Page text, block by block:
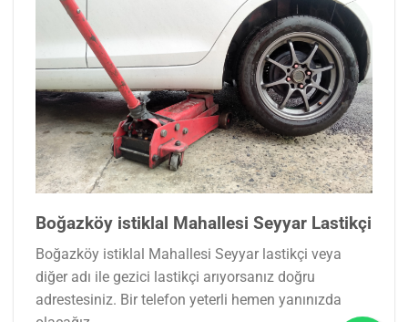
Boğazköy istiklal Mahallesi Seyyar Lastikçi
Boğazköy istiklal Mahallesi Seyyar lastikçi veya
diğer adı ile gezici lastikçi arıyorsanız doğru
adrestesiniz. Bir telefon yeterli hemen yanınızda